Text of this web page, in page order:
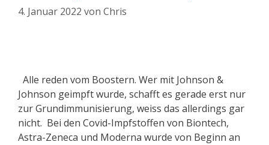
4. Januar 2022 von Chris
Alle reden vom Boostern. Wer mit Johnson &
Johnson geimpft wurde, schafft es gerade erst nur
zur Grundimmunisierung, weiss das allerdings gar
nicht. Bei den Covid-Impfstoffen von Biontech,
Astra-Zeneca und Moderna wurde von Beginn an